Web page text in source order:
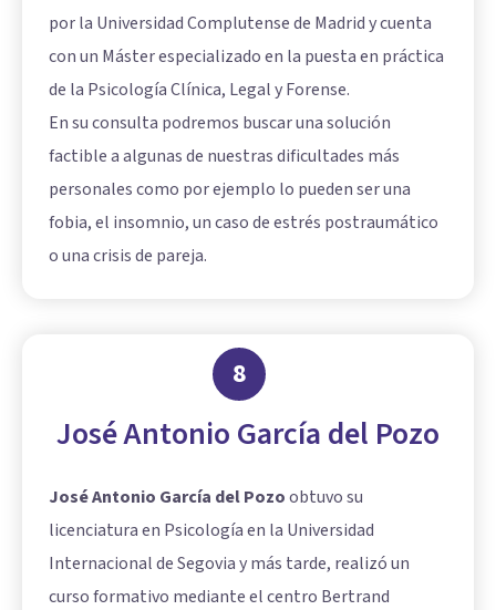
por la Universidad Complutense de Madrid y cuenta
con un Máster especializado en la puesta en práctica
de la Psicología Clínica, Legal y Forense.
En su consulta podremos buscar una solución
factible a algunas de nuestras dificultades más
personales como por ejemplo lo pueden ser una
fobia, el insomnio, un caso de estrés postraumático
o una crisis de pareja.
8
José Antonio García del Pozo
José Antonio García del Pozoobtuvo su
licenciatura en Psicología en la Universidad
Internacional de Segovia y más tarde, realizó un
curso formativo mediante el centro Bertrand